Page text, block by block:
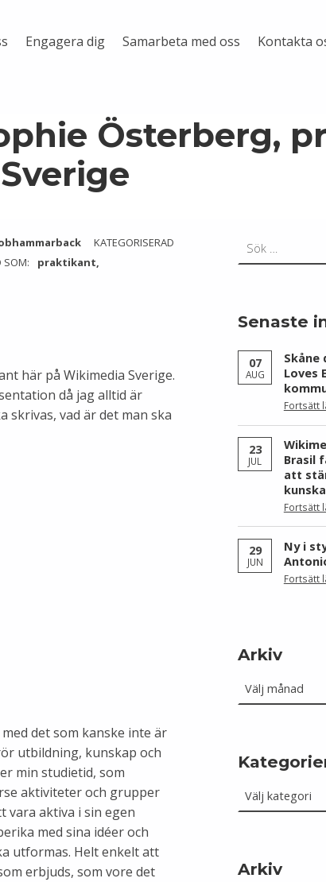
Engagera dig Samarbeta med oss Kontakta
Österberg,
KATEGORISERAD
SOM:
praktikant
här på Wikimedia Sverige.
då jag alltid är
skrivas, vad är det man ska
det som kanske inte är
utbildning, kunskap och
min studietid, som
aktiviteter och grupper
vara aktiva i sin egen
med sina idéer och
utformas. Helt enkelt att
erbjuds, som vore det
Senaste
07
AUG
Skåne
Loves
Fortsätt
23
JUL
Brasil
att
Fortsätt
29
JUN
Ny i
Fortsätt
Arkiv
Arkiv